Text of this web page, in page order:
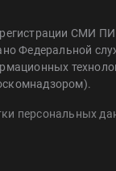
регистрации СМИ
Федеральной
персональных